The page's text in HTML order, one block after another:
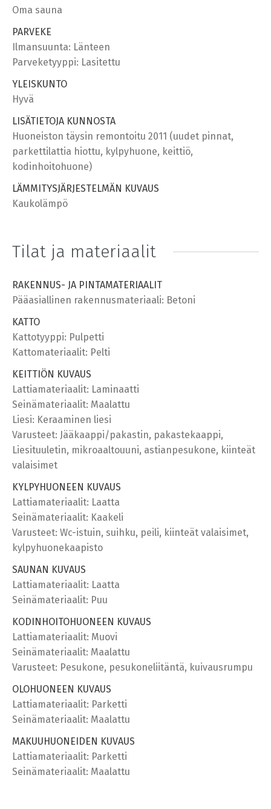
Oma sauna
PARVEKE
Ilmansuunta: Länteen
Parveketyyppi: Lasitettu
YLEISKUNTO
Hyvä
LISÄTIETOJA KUNNOSTA
Huoneiston täysin remontoitu 2011 (uudet pinnat,
parkettilattia hiottu, kylpyhuone, keittiö,
kodinhoitohuone)
LÄMMITYSJÄRJESTELMÄN KUVAUS
Kaukolämpö
Tilat ja materiaalit
RAKENNUS- JA PINTAMATERIAALIT
Pääasiallinen rakennusmateriaali: Betoni
KATTO
Kattotyyppi: Pulpetti
Kattomateriaalit: Pelti
KEITTIÖN KUVAUS
Lattiamateriaalit: Laminaatti
Seinämateriaalit: Maalattu
Liesi: Keraaminen liesi
Varusteet: Jääkaappi/pakastin, pakastekaappi,
Liesituuletin, mikroaaltouuni, astianpesukone, kiinteät
valaisimet
KYLPYHUONEEN KUVAUS
Lattiamateriaalit: Laatta
Seinämateriaalit: Kaakeli
Varusteet: Wc-istuin, suihku, peili, kiinteät valaisimet,
kylpyhuonekaapisto
SAUNAN KUVAUS
Lattiamateriaalit: Laatta
Seinämateriaalit: Puu
KODINHOITOHUONEEN KUVAUS
Lattiamateriaalit: Muovi
Seinämateriaalit: Maalattu
Varusteet: Pesukone, pesukoneliitäntä, kuivausrumpu
OLOHUONEEN KUVAUS
Lattiamateriaalit: Parketti
Seinämateriaalit: Maalattu
MAKUUHUONEIDEN KUVAUS
Lattiamateriaalit: Parketti
Seinämateriaalit: Maalattu